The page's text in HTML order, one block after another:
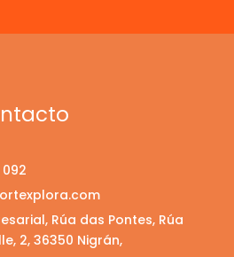
Rúa das Pontes, Rúa
2, 36350 Nigrán,